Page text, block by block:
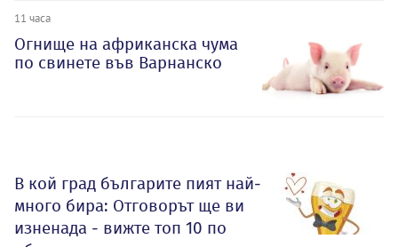
11 часа
Огнище на африканска чума
по свинете във Варнанско
В кой град българите пият най-
много бира: Отговорът ще ви
изненада - вижте топ 10 по